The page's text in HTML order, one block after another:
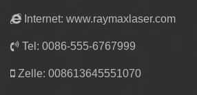
Die Anwendungen der
Metallschneidemaschine
Internet: www.raymaxlaser.com
Tel: 0086-555-6767999
Zelle: 008613645551070